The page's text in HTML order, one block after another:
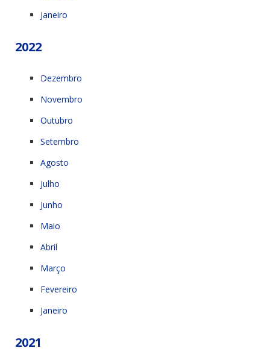
Janeiro
2022
Dezembro
Novembro
Outubro
Setembro
Agosto
Julho
Junho
Maio
Abril
Março
Fevereiro
Janeiro
2021